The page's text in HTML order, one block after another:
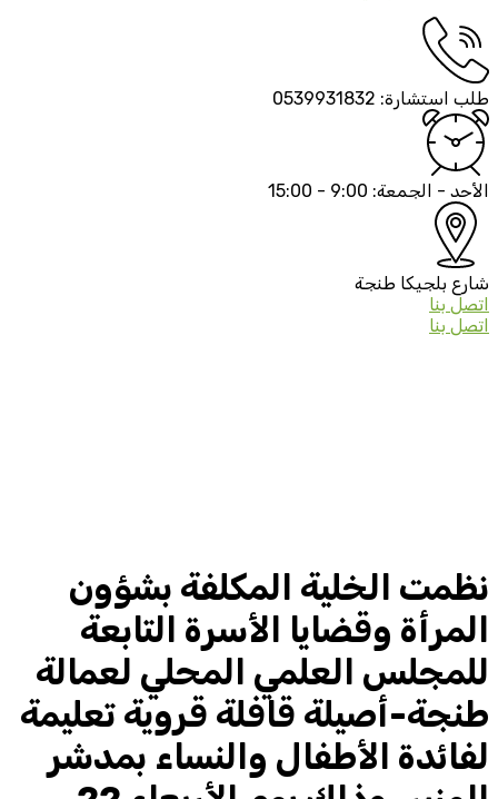
طلب استشارة: 0539931832
الأحد - الجمعة: 9:00 - 15:00
شارع بلجيكا طنجة
اتصل بنا
اتصل بنا
نظمت الخلية المكلفة بشؤون
المرأة وقضايا الأسرة التابعة
للمجلس العلمي المحلي لعمالة
طنجة-أصيلة قافلة قروية تعليمة
لفائدة الأطفال والنساء بمدشر